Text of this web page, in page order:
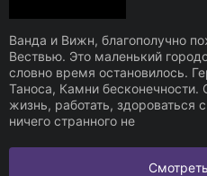
Ванда и Вижн, благополучно
Вествью. Это маленький
словно время остановилось.
Таноса, Камни
жизнь, работать, здороваться
ничего странного не